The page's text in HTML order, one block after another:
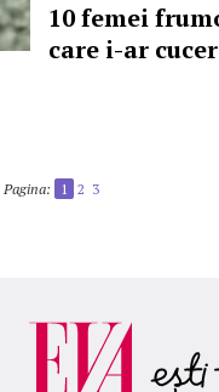
10 femei
care i-ar
Pagina: 1 2 3